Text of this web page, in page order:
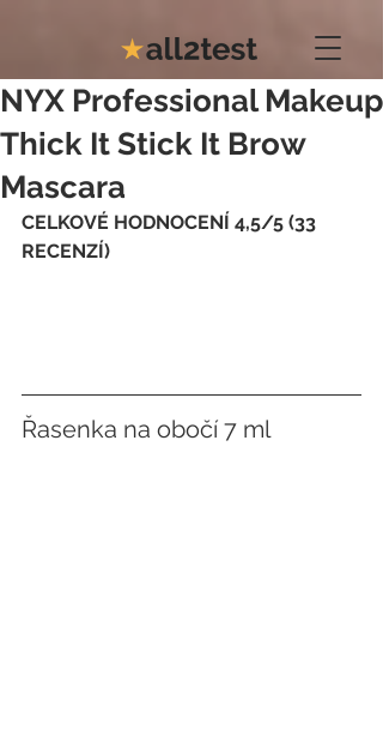
NYX Professional Makeup
Thick It Stick It Brow
Mascara
CELKOVÉ HODNOCENÍ 4,5/5 (33
RECENZÍ)
Řasenka na obočí 7 ml